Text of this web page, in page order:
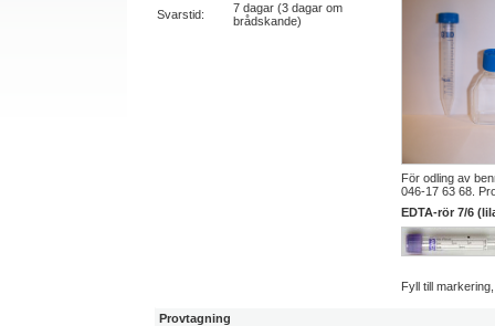
Svarstid:
7 dagar (3 dagar om
brådskande)
För odling av
046-17 63 68.
EDTA-rör 7/6
Fyll till
Provtagning